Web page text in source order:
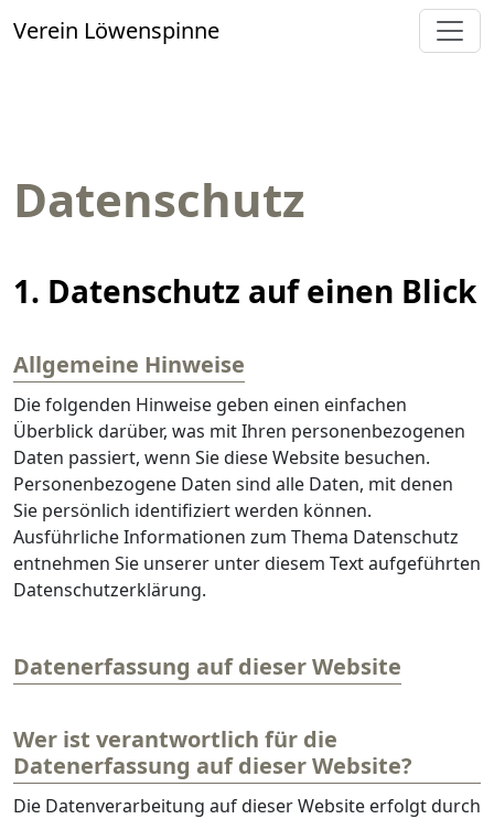
Verein Löwenspinne
Datenschutz
1. Datenschutz auf einen Blick
Allgemeine Hinweise
Die folgenden Hinweise geben einen einfachen
Überblick darüber, was mit Ihren personenbezogenen
Daten passiert, wenn Sie diese Website besuchen.
Personenbezogene Daten sind alle Daten, mit denen
Sie persönlich identifiziert werden können.
Ausführliche Informationen zum Thema Datenschutz
entnehmen Sie unserer unter diesem Text aufgeführten
Datenschutzerklärung.
Datenerfassung auf dieser Website
Wer ist verantwortlich für die
Datenerfassung auf dieser Website?
Die Datenverarbeitung auf dieser Website erfolgt durch